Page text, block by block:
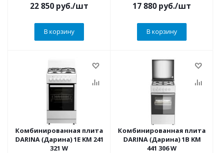
22 850 руб./шт
В корзину
17 880 руб./шт
В корзину
Комбинированная плита
DARINA (Дарина) 1E KM 241
321 W
Комбинированная плита
DARINA (Дарина) 1B KM
441 306 W